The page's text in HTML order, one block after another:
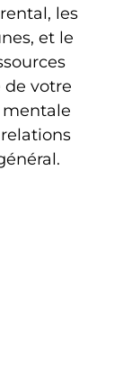
les
et le
votre